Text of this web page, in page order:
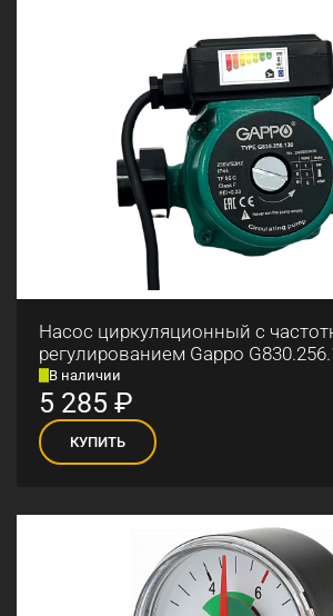
Насос циркуляционный с
регулированием Gappo
В наличии
5 285 ₽
КУПИТЬ